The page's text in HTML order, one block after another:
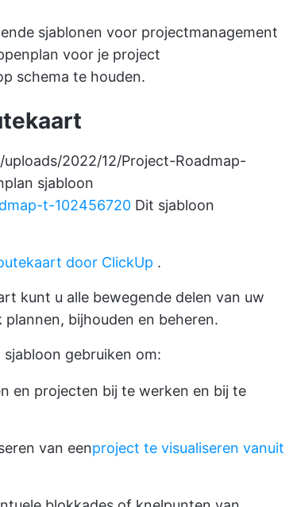
sjablonen voor projectmanagement
voor je project
schema te houden.
2022/12/Project-Roadmap-
sjabloon
t-102456720 Dit sjabloon
door ClickUp .
kunt u alle bewegende delen van uw
bijhouden en beheren.
gebruiken om:
en projecten bij te werken en bij te
van eenproject te visualiseren vanuit